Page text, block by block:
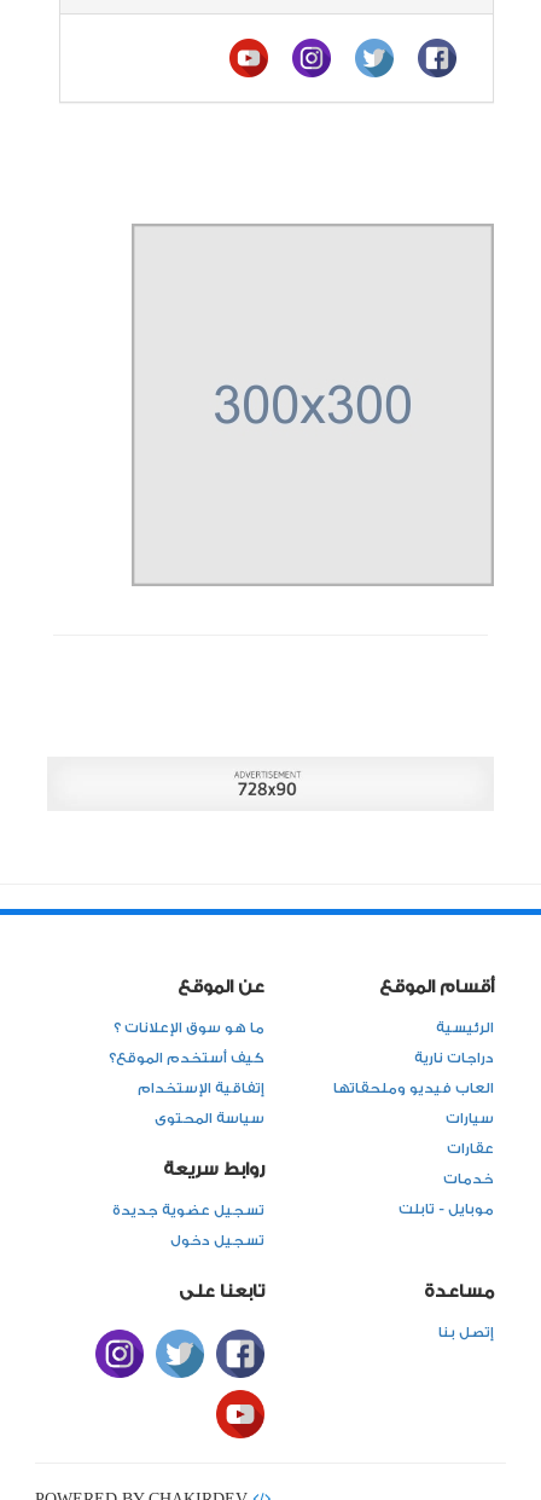
أقسام الموقع
الرئيسية
دراجات نارية
العاب فيديو وملحقاتها
سيارات
عقارات
خدمات
موبايل - تابلت
عن الموقع
ما هو سوق الإعلانات ؟
كيف أستخدم الموقع؟
إتفاقية الإستخدام
سياسة المحتوى
روابط سريعة
تسجيل عضوية جديدة
تسجيل دخول
مساعدة
إتصل بنا
تابعنا على